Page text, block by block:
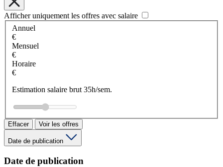
Afficher uniquement les offres avec salaire
Annuel
€
Mensuel
€
Horaire
€
Estimation salaire brut 35h/sem.
Effacer Voir les offres
Date de publication
Date de publication